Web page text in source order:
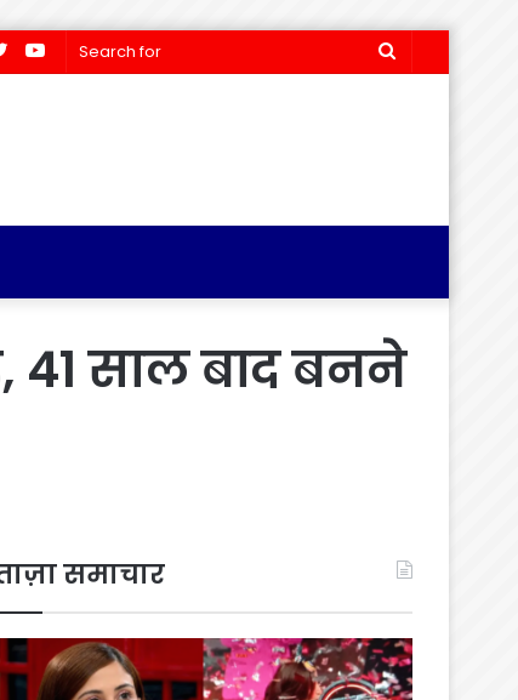
Search
YouTube
Twitter
41 साल बाद बनने
समाचार